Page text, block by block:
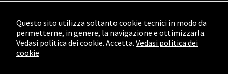
Questo sito utilizza soltanto cookie tecnici in modo da
permetterne, in genere, la navigazione e ottimizzarla.
Vedasi politica dei cookie. Accetta. Vedasi politica dei
cookie